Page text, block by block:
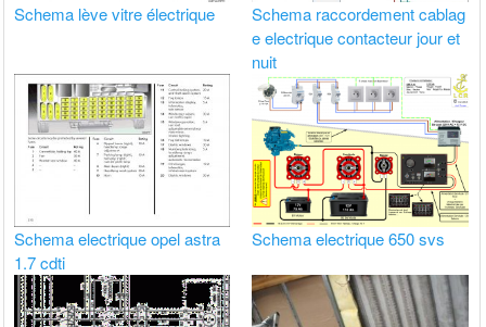
Schema lève vitre électrique
Schema raccordement cablag
e electrique contacteur jour et
nuit
Schema electrique opel astra
1.7 cdti
Schema electrique 650 svs